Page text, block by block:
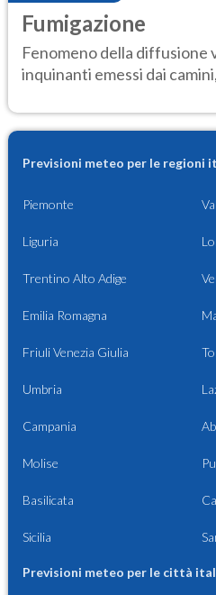
Fumigazione
Fenomeno della diffusione
inquinanti emessi dai
Previsioni meteo per le regioni
Piemonte
Liguria
Trentino Alto Adige
Emilia Romagna
Friuli Venezia Giulia
Umbria
Campania
Molise
Basilicata
Sicilia
Previsioni meteo per le città